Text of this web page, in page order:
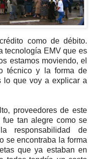
como de débito.
tecnología EMV que es
estamos moviendo, el
técnico y la forma de
lo que voy a explicar a
proveedores de este
tan alegre como se
responsabilidad de
se encontraba la forma
que ya estaban en